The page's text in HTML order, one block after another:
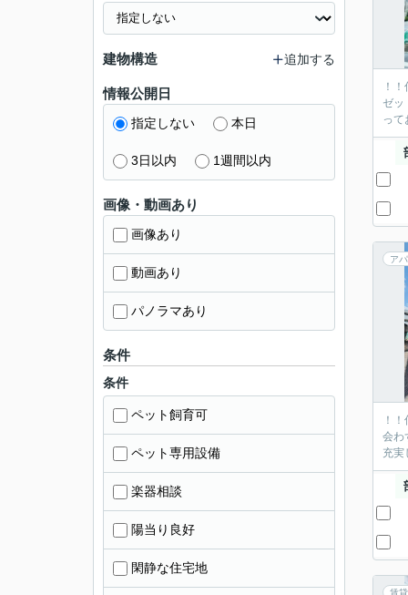
！
ゼッ
っ
ア
！
会わ
充実
賃
建物構造 追加する
情報公開日
指定しない 本日
3日以内 1週間以内
画像・動画あり
画像あり
動画あり
パノラマあり
条件
条件
ペット飼育可
ペット専用設備
楽器相談
陽当り良好
閑静な住宅地